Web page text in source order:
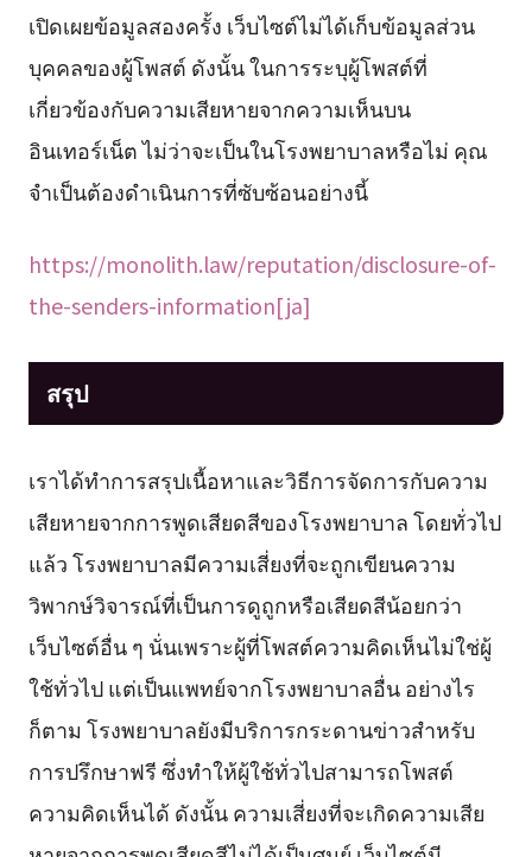
เปิดเผยข้อมูลสองครั้ง เว็บไซต์ไม่ได้เก็บข้อมูลส่วน
บุคคลของผู้โพสต์ ดังนั้น ในการระบุผู้โพสต์ที่
เกี่ยวข้องกับความเสียหายจากความเห็นบน
อินเทอร์เน็ต ไม่ว่าจะเป็นในโรงพยาบาลหรือไม่ คุณ
จำเป็นต้องดำเนินการที่ซับซ้อนอย่างนี้
https://monolith.law/reputation/disclosure-of-
the-senders-information[ja]
สรุป
เราได้ทำการสรุปเนื้อหาและวิธีการจัดการกับความ
เสียหายจากการพูดเสียดสีของโรงพยาบาล โดยทั่วไป
แล้ว โรงพยาบาลมีความเสี่ยงที่จะถูกเขียนความ
วิพากษ์วิจารณ์ที่เป็นการดูถูกหรือเสียดสีน้อยกว่า
เว็บไซต์อื่น ๆ นั่นเพราะผู้ที่โพสต์ความคิดเห็นไม่ใช่ผู้
ใช้ทั่วไป แต่เป็นแพทย์จากโรงพยาบาลอื่น อย่างไร
ก็ตาม โรงพยาบาลยังมีบริการกระดานข่าวสำหรับ
การปรึกษาฟรี ซึ่งทำให้ผู้ใช้ทั่วไปสามารถโพสต์
ความคิดเห็นได้ ดังนั้น ความเสี่ยงที่จะเกิดความเสีย